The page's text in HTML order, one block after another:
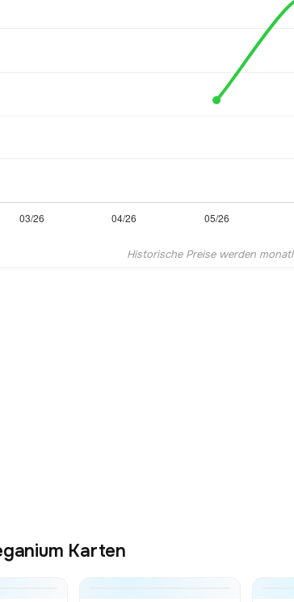
Historische Preise werden
Karten